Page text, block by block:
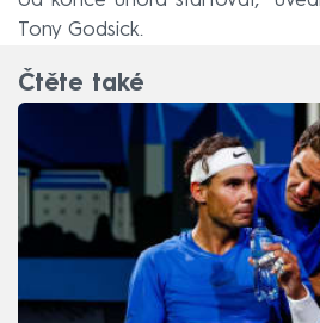
Tony Godsick.
Čtěte také